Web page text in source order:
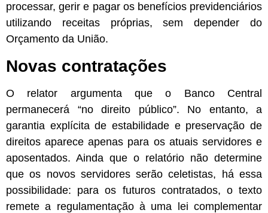
processar, gerir e pagar os benefícios previdenciários
utilizando receitas próprias, sem depender do
Orçamento da União.
Novas contratações
O relator argumenta que o Banco Central
permanecerá “no direito público”. No entanto, a
garantia explícita de estabilidade e preservação de
direitos aparece apenas para os atuais servidores e
aposentados. Ainda que o relatório não determine
que os novos servidores serão celetistas, há essa
possibilidade: para os futuros contratados, o texto
remete a regulamentação à uma lei complementar